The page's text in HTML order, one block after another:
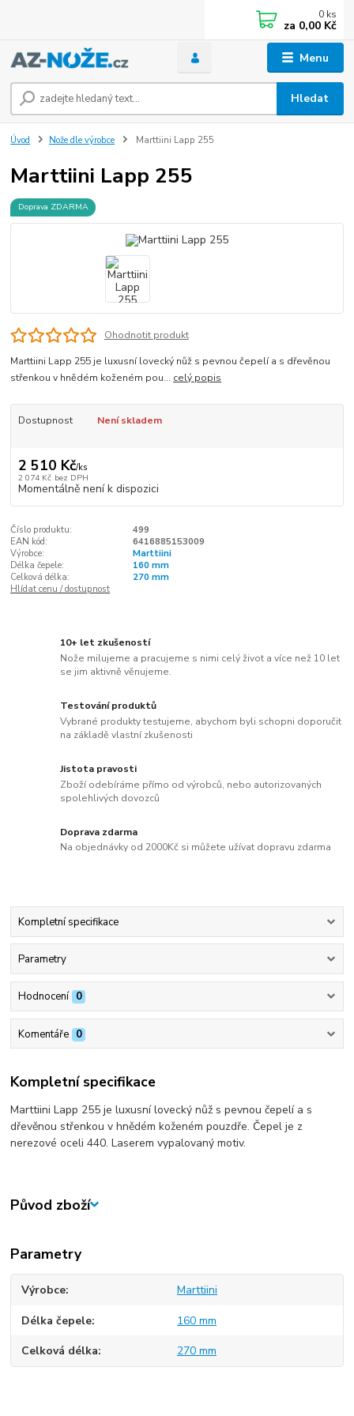
Menu
Hledat
0 ks
za 0,00 Kč
Úvod Nože dle výrobce Marttiini Lapp 255
Marttiini Lapp 255
Doprava ZDARMA
Ohodnotit produkt
Marttiini Lapp 255 je luxusní lovecký nůž s pevnou čepelí a s dřevěnou
střenkou v hnědém koženém pou... celý popis
Dostupnost Není skladem
2 510 Kč/ks
2 074 Kč bez DPH
Momentálně není k dispozici
Číslo produktu:
499
EAN kód:
6416885153009
Výrobce:
Marttiini
Délka čepele:
160 mm
Celková délka:
270 mm
Hlídat cenu / dostupnost
10+ let zkušeností
Nože milujeme a pracujeme s nimi celý život a více než 10 let
se jim aktivně věnujeme.
Testování produktů
Vybrané produkty testujeme, abychom byli schopni doporučit
na základě vlastní zkušenosti
Jistota pravosti
Zboží odebíráme přímo od výrobců, nebo autorizovaných
spolehlivých dovozců
Doprava zdarma
Na objednávky od 2000Kč si můžete užívat dopravu zdarma
Kompletní specifikace
Parametry
Hodnocení 0
Komentáře 0
Kompletní specifikace
Marttiini Lapp 255 je luxusní lovecký nůž s pevnou čepelí a s
dřevěnou střenkou v hnědém koženém pouzdře. Čepel je z
nerezové oceli 440. Laserem vypalovaný motiv.
Původ zboží
Parametry
Výrobce Marttiini
Délka čepele 160 mm
Celková délka 270 mm